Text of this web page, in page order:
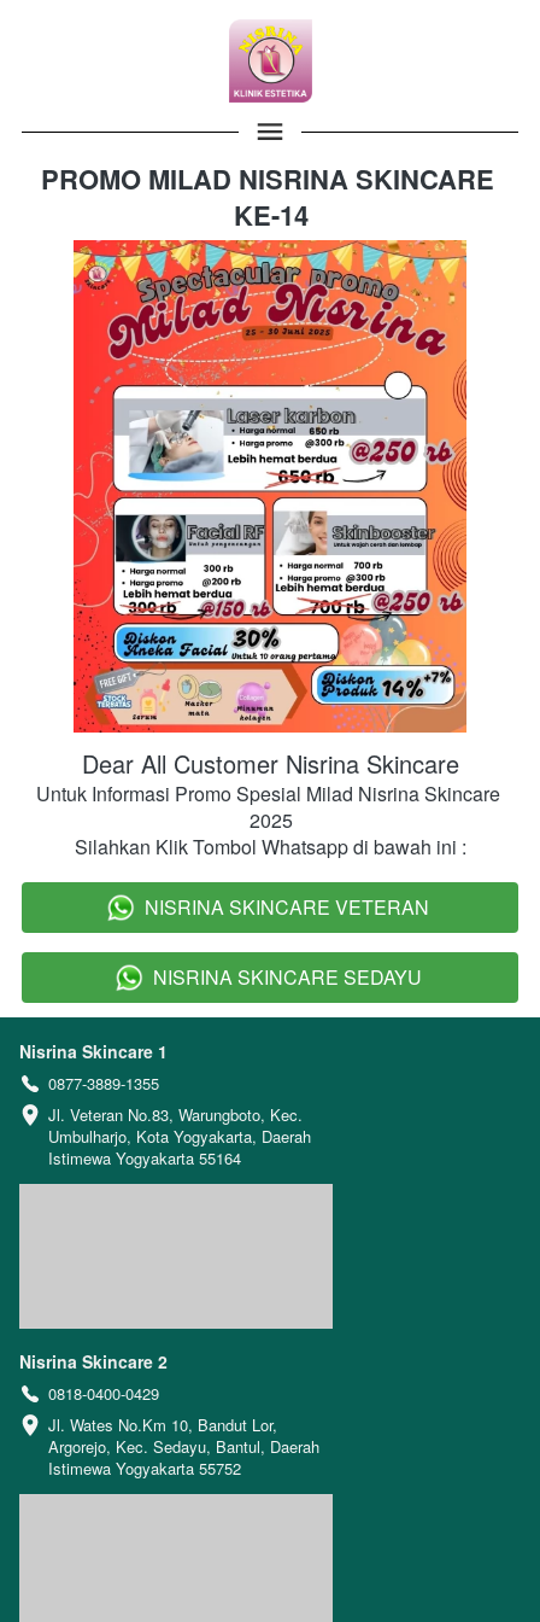
PROMO MILAD NISRINA SKINCARE
KE-14
Dear All Customer Nisrina Skincare
Untuk Informasi Promo Spesial Milad Nisrina Skincare
2025
Silahkan Klik Tombol Whatsapp di bawah ini :
` NISRINA SKINCARE VETERAN
` NISRINA SKINCARE SEDAYU
Nisrina Skincare 1
0877-3889-1355
Jl. Veteran No.83, Warungboto, Kec.
Umbulharjo, Kota Yogyakarta, Daerah
Istimewa Yogyakarta 55164
Nisrina Skincare 2
0818-0400-0429
Jl. Wates No.Km 10, Bandut Lor,
Argorejo, Kec. Sedayu, Bantul, Daerah
Istimewa Yogyakarta 55752